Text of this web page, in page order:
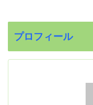
プロフィール